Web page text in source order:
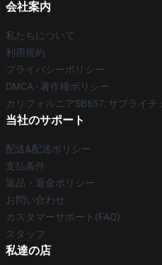
会社案内
私たちについて
利用規約
プライバシーポリシー
DMCA - 著作権ポリシー
カリフォルニアSB657: サプライチ
当社のサポート
配送&配送ポリシー
支払条件
返品・返金ポリシー
お問い合わせ
カスタマーサポート(FAQ)
スタッフ
私達の店